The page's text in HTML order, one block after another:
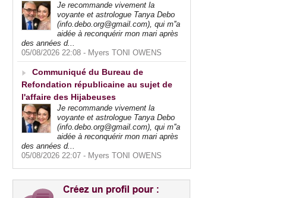
Je recommande vivement la
voyante et astrologue Tanya Debo
(info.debo.org@gmail.com), qui m''a
aidée à reconquérir mon mari après
des années d...
05/08/2026 22:08 - Myers TONI OWENS
Communiqué du Bureau de
Refondation républicaine au sujet de
l'affaire des Hijabeuses
Je recommande vivement la
voyante et astrologue Tanya Debo
(info.debo.org@gmail.com), qui m''a
aidée à reconquérir mon mari après
des années d...
05/08/2026 22:07 - Myers TONI OWENS